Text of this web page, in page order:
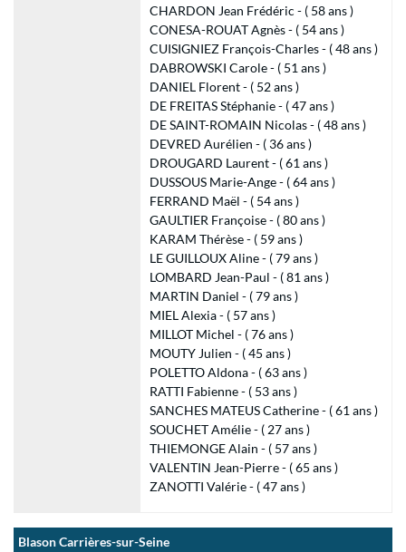
CHARDON Jean Frédéric - ( 58 ans )
CONESA-ROUAT Agnès - ( 54 ans )
CUISIGNIEZ François-Charles - ( 48 ans )
DABROWSKI Carole - ( 51 ans )
DANIEL Florent - ( 52 ans )
DE FREITAS Stéphanie - ( 47 ans )
DE SAINT-ROMAIN Nicolas - ( 48 ans )
DEVRED Aurélien - ( 36 ans )
DROUGARD Laurent - ( 61 ans )
DUSSOUS Marie-Ange - ( 64 ans )
FERRAND Maël - ( 54 ans )
GAULTIER Françoise - ( 80 ans )
KARAM Thérèse - ( 59 ans )
LE GUILLOUX Aline - ( 79 ans )
LOMBARD Jean-Paul - ( 81 ans )
MARTIN Daniel - ( 79 ans )
MIEL Alexia - ( 57 ans )
MILLOT Michel - ( 76 ans )
MOUTY Julien - ( 45 ans )
POLETTO Aldona - ( 63 ans )
RATTI Fabienne - ( 53 ans )
SANCHES MATEUS Catherine - ( 61 ans )
SOUCHET Amélie - ( 27 ans )
THIEMONGE Alain - ( 57 ans )
VALENTIN Jean-Pierre - ( 65 ans )
ZANOTTI Valérie - ( 47 ans )
Blason Carrières-sur-Seine